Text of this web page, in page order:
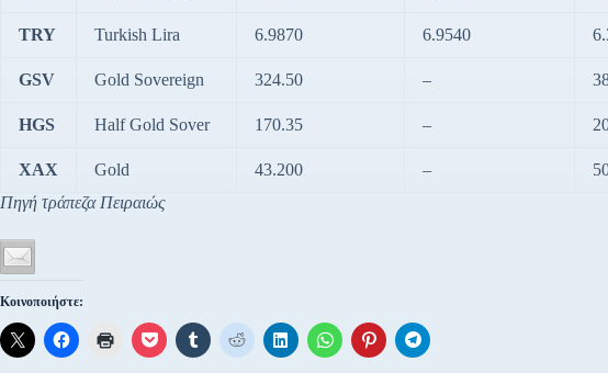
TRY Turkish Lira 6.9870 6.9540
GSV Gold Sovereign 324.50 –
HGS Half Gold Sover 170.35 –
XAX Gold 43.200 –
Πηγή τράπεζα Πειραιώς
Κοινοποιήστε: